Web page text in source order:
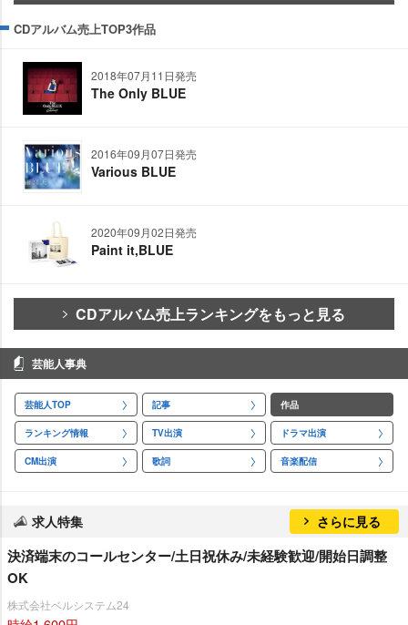
CDアルバム売上TOP3作品
2018年07月11日発売
The Only BLUE
2016年09月07日発売
Various BLUE
2020年09月02日発売
Paint it,BLUE
CDアルバム売上ランキングをもっと見る
芸能人事典
芸能人TOP 記事 作品
ランキング情報 TV出演 ドラマ出演
CM出演 歌詞 音楽配信
求人特集 さらに見る
決済端末のコールセンター/土日祝休み/未経験歓迎/開始日調整
OK
株式会社ベルシステム24